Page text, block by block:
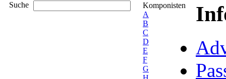
Suche
Komponisten
A
B
C
D
E
F
G